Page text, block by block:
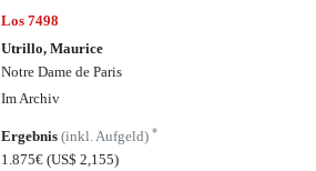
Los 7498
Utrillo, Maurice
Notre Dame de Paris
Im Archiv
Ergebnis(inkl. Aufgeld)*
1.875€(US$ 2,155)